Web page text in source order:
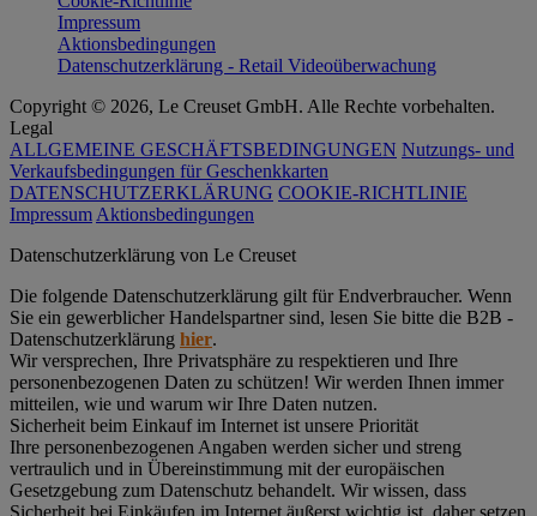
Impressum
Aktionsbedingungen
Datenschutzerklärung - Retail Videoüberwachung
Copyright © 2026, Le Creuset GmbH. Alle Rechte vorbehalten.
Legal
ALLGEMEINE GESCHÄFTSBEDINGUNGEN Nutzungs- und
Verkaufsbedingungen für Geschenkkarten
DATENSCHUTZERKLÄRUNG COOKIE-RICHTLINIE
Impressum Aktionsbedingungen
Datenschutz­erklärung von Le Creuset
Die folgende Datenschutzerklärung gilt für Endverbraucher. Wenn
Sie ein gewerblicher Handelspartner sind, lesen Sie bitte die B2B -
Datenschutzerklärung hier.
Wir versprechen, Ihre Privatsphäre zu respektieren und Ihre
personenbezogenen Daten zu schützen! Wir werden Ihnen immer
mitteilen, wie und warum wir Ihre Daten nutzen.
Sicherheit beim Einkauf im Internet ist unsere Priorität
Ihre personenbezogenen Angaben werden sicher und streng
vertraulich und in Übereinstimmung mit der europäischen
Gesetzgebung zum Datenschutz behandelt. Wir wissen, dass